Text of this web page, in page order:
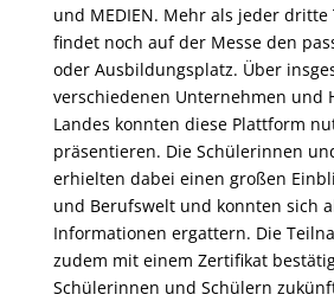
und MEDIEN. Mehr als jeder dritte
findet noch auf der Messe den
oder Ausbildungsplatz. Über
verschiedenen Unternehmen und
Landes konnten diese Plattform
präsentieren. Die Schülerinnen
erhielten dabei einen großen
und Berufswelt und konnten sich
Informationen ergattern. Die
zudem mit einem Zertifikat
Schülerinnen und Schülern